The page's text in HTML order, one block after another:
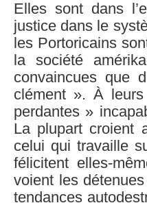
Elles sont dans
justice dans le
les Portoricains
la société
convaincues que
clément ». À
perdantes »
La plupart croient
celui qui travaille
félicitent elles-
voient les
tendances